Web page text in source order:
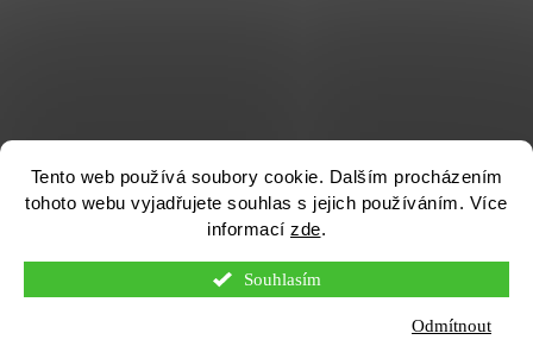
Tento web používá soubory cookie. Dalším procházením
tohoto webu vyjadřujete souhlas s jejich používáním. Více
informací zde.
Souhlasím
Odmítnout
Otevírací doba pobočky Homole (Č. Budějovice) je v PO - PÁ od
Vytvořil Shoptet